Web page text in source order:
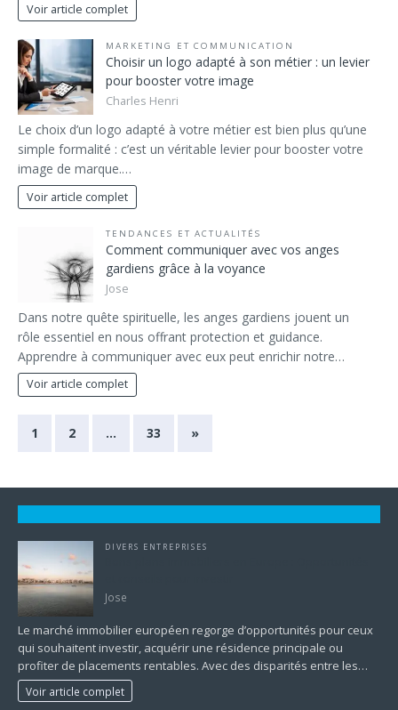
Voir article complet
MARKETING ET COMMUNICATION
Choisir un logo adapté à son métier : un levier
pour booster votre image
Charles Henri
Le choix d’un logo adapté à votre métier est bien plus qu’une
simple formalité : c’est un véritable levier pour booster votre
image de marque.…
Voir article complet
TENDANCES ET ACTUALITÉS
Comment communiquer avec vos anges
gardiens grâce à la voyance
Jose
Dans notre quête spirituelle, les anges gardiens jouent un
rôle essentiel en nous offrant protection et guidance.
Apprendre à communiquer avec eux peut enrichir notre…
Voir article complet
1 2 … 33 »
DIVERS ENTREPRISES
Jose
Le marché immobilier européen regorge d’opportunités pour ceux
qui souhaitent investir, acquérir une résidence principale ou
profiter de placements rentables. Avec des disparités entre les…
Voir article complet